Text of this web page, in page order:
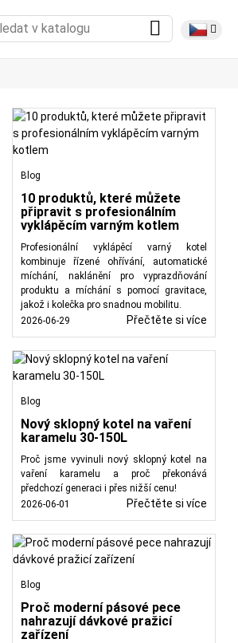
Blog
10 produktů, které můžete
připravit s profesionálním
vyklápěcím varným kotlem
Profesionální vyklápěcí varný kotel
kombinuje řízené ohřívání, automatické
míchání, naklánění pro vyprazdňování
produktu a míchání s pomocí gravitace,
jakož i kolečka pro snadnou mobilitu.
2026-06-29
Přečtěte si více
Blog
Nový sklopný kotel na vaření
karamelu 30-150L
Proč jsme vyvinuli nový sklopný kotel na
vaření karamelu a proč překonává
předchozí generaci i přes nižší cenu!
2026-06-01
Přečtěte si více
Blog
Proč moderní pásové pece
nahrazují dávkové pražicí
zařízení